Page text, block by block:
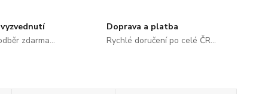
zdarma...
Doprava a platba
Rychlé doručení po celé ČR...